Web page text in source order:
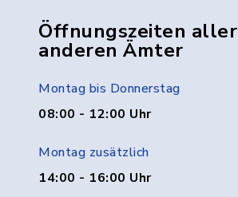
Öffnungszeiten aller
anderen Ämter
Montag bis Donnerstag
08:00 - 12:00 Uhr
Montag zusätzlich
14:00 - 16:00 Uhr